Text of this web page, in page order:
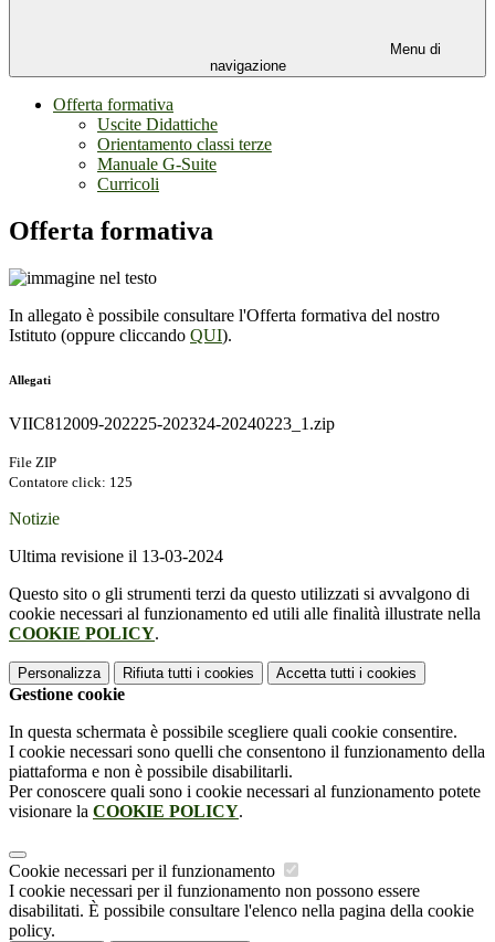
Menu di
navigazione
Offerta formativa
Uscite Didattiche
Orientamento classi terze
Manuale G-Suite
Curricoli
Offerta formativa
In allegato è possibile consultare l'Offerta formativa del nostro
Istituto (oppure cliccando QUI).
Allegati
VIIC812009-202225-202324-20240223_1.zip
File ZIP
Contatore click: 125
Notizie
Ultima revisione il 13-03-2024
Questo sito o gli strumenti terzi da questo utilizzati si avvalgono di
cookie necessari al funzionamento ed utili alle finalità illustrate nella
COOKIE POLICY.
Personalizza Rifiuta tutti i cookies Accetta tutti i cookies
Gestione cookie
In questa schermata è possibile scegliere quali cookie consentire.
I cookie necessari sono quelli che consentono il funzionamento della
piattaforma e non è possibile disabilitarli.
Per conoscere quali sono i cookie necessari al funzionamento potete
visionare la COOKIE POLICY.
Cookie necessari per il funzionamento
I cookie necessari per il funzionamento non possono essere
disabilitati. È possibile consultare l'elenco nella pagina della cookie
policy.